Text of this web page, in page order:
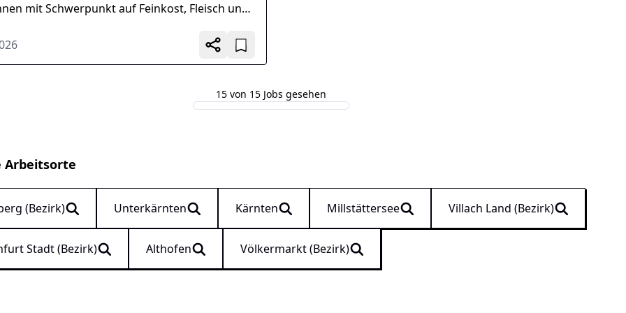
mit Schwerpunkt auf Feinkost, Fleisch und
Ansprechende...
15 von 15 Jobs gesehen
Arbeitsorte
(Bezirk) Unterkärnten Kärnten Millstättersee Villach Land (Bezirk)
Stadt (Bezirk) Althofen Völkermarkt (Bezirk)